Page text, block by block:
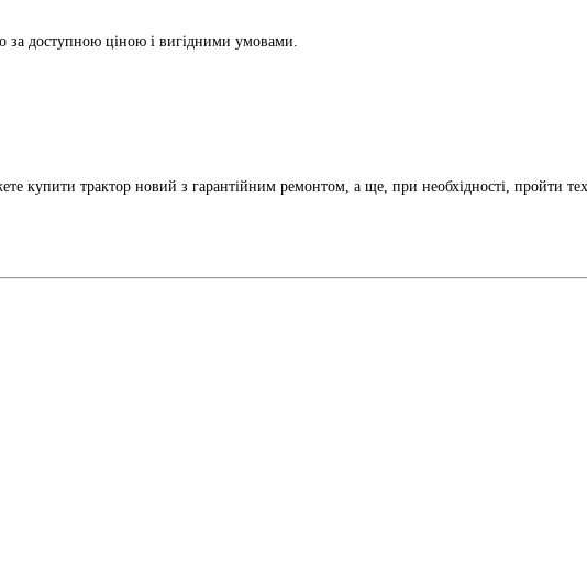
за доступною ціною і вигідними умовами.
купити трактор новий з гарантійним ремонтом, а ще, при необхідності, пройти